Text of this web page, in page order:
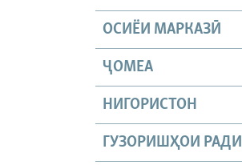
ОСИЁИ МАРКАЗӢ
ҶОМEА
НИГОРИСТОН
ГУЗОРИШҲОИ